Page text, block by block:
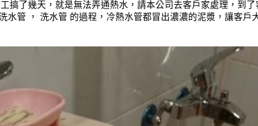
搞了幾天，就是無法弄通熱水，請本公司去客戶家處理，到
管 ， 洗水管 的過程，冷熱水管都冒出濃濃的泥漿，讓客